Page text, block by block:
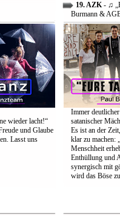
wieder lacht!“
und Glaube
Lasst uns
19. AZK- ♫
Burmann &
Immer
satanischer
Es ist an der
klar zu machen:
Menschheit
Enthüllung und
synergisch mit
wird das Böse